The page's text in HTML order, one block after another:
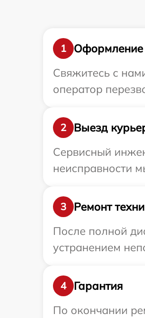
1
Оформление
Свяжитесь с
оператор
2
Выезд
Сервисный
неисправности
3
Ремонт
После полной
устранением
4
Гарантия
По окончании